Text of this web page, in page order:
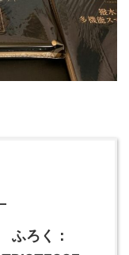
ふろく：